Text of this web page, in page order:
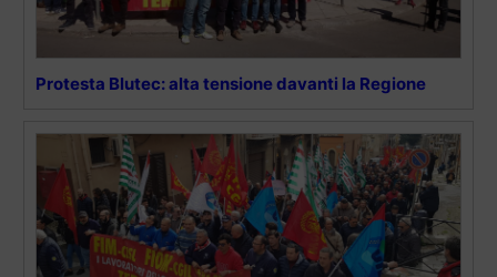
Protesta Blutec: alta tensione davanti la Regione